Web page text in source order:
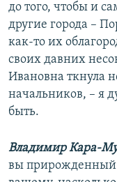
до того, чтобы и
другие города –
как-то их
своих давних
Ивановна ткнула
начальников, – я
быть.
Владимир Кара-
вы прирожденный